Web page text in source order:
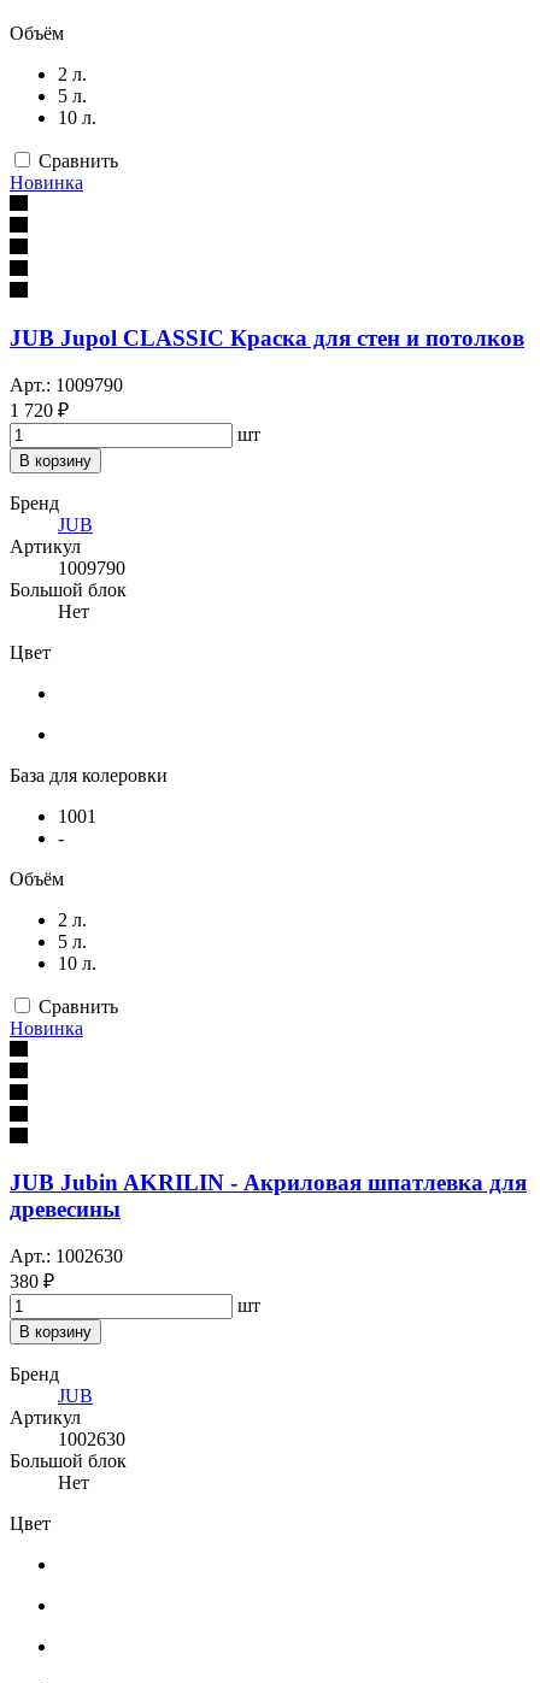
Объём
2 л.
5 л.
10 л.
Сравнить
Новинка
JUB Jupol CLASSIC Краска для стен и потолков
Арт.: 1009790
1 720 ₽
шт
В корзину
Бренд
JUB
Артикул
1009790
Большой блок
Нет
Цвет
База для колеровки
1001
-
Объём
2 л.
5 л.
10 л.
Сравнить
Новинка
JUB Jubin AKRILIN - Акриловая шпатлевка для
древесины
Арт.: 1002630
380 ₽
шт
В корзину
Бренд
JUB
Артикул
1002630
Большой блок
Нет
Цвет